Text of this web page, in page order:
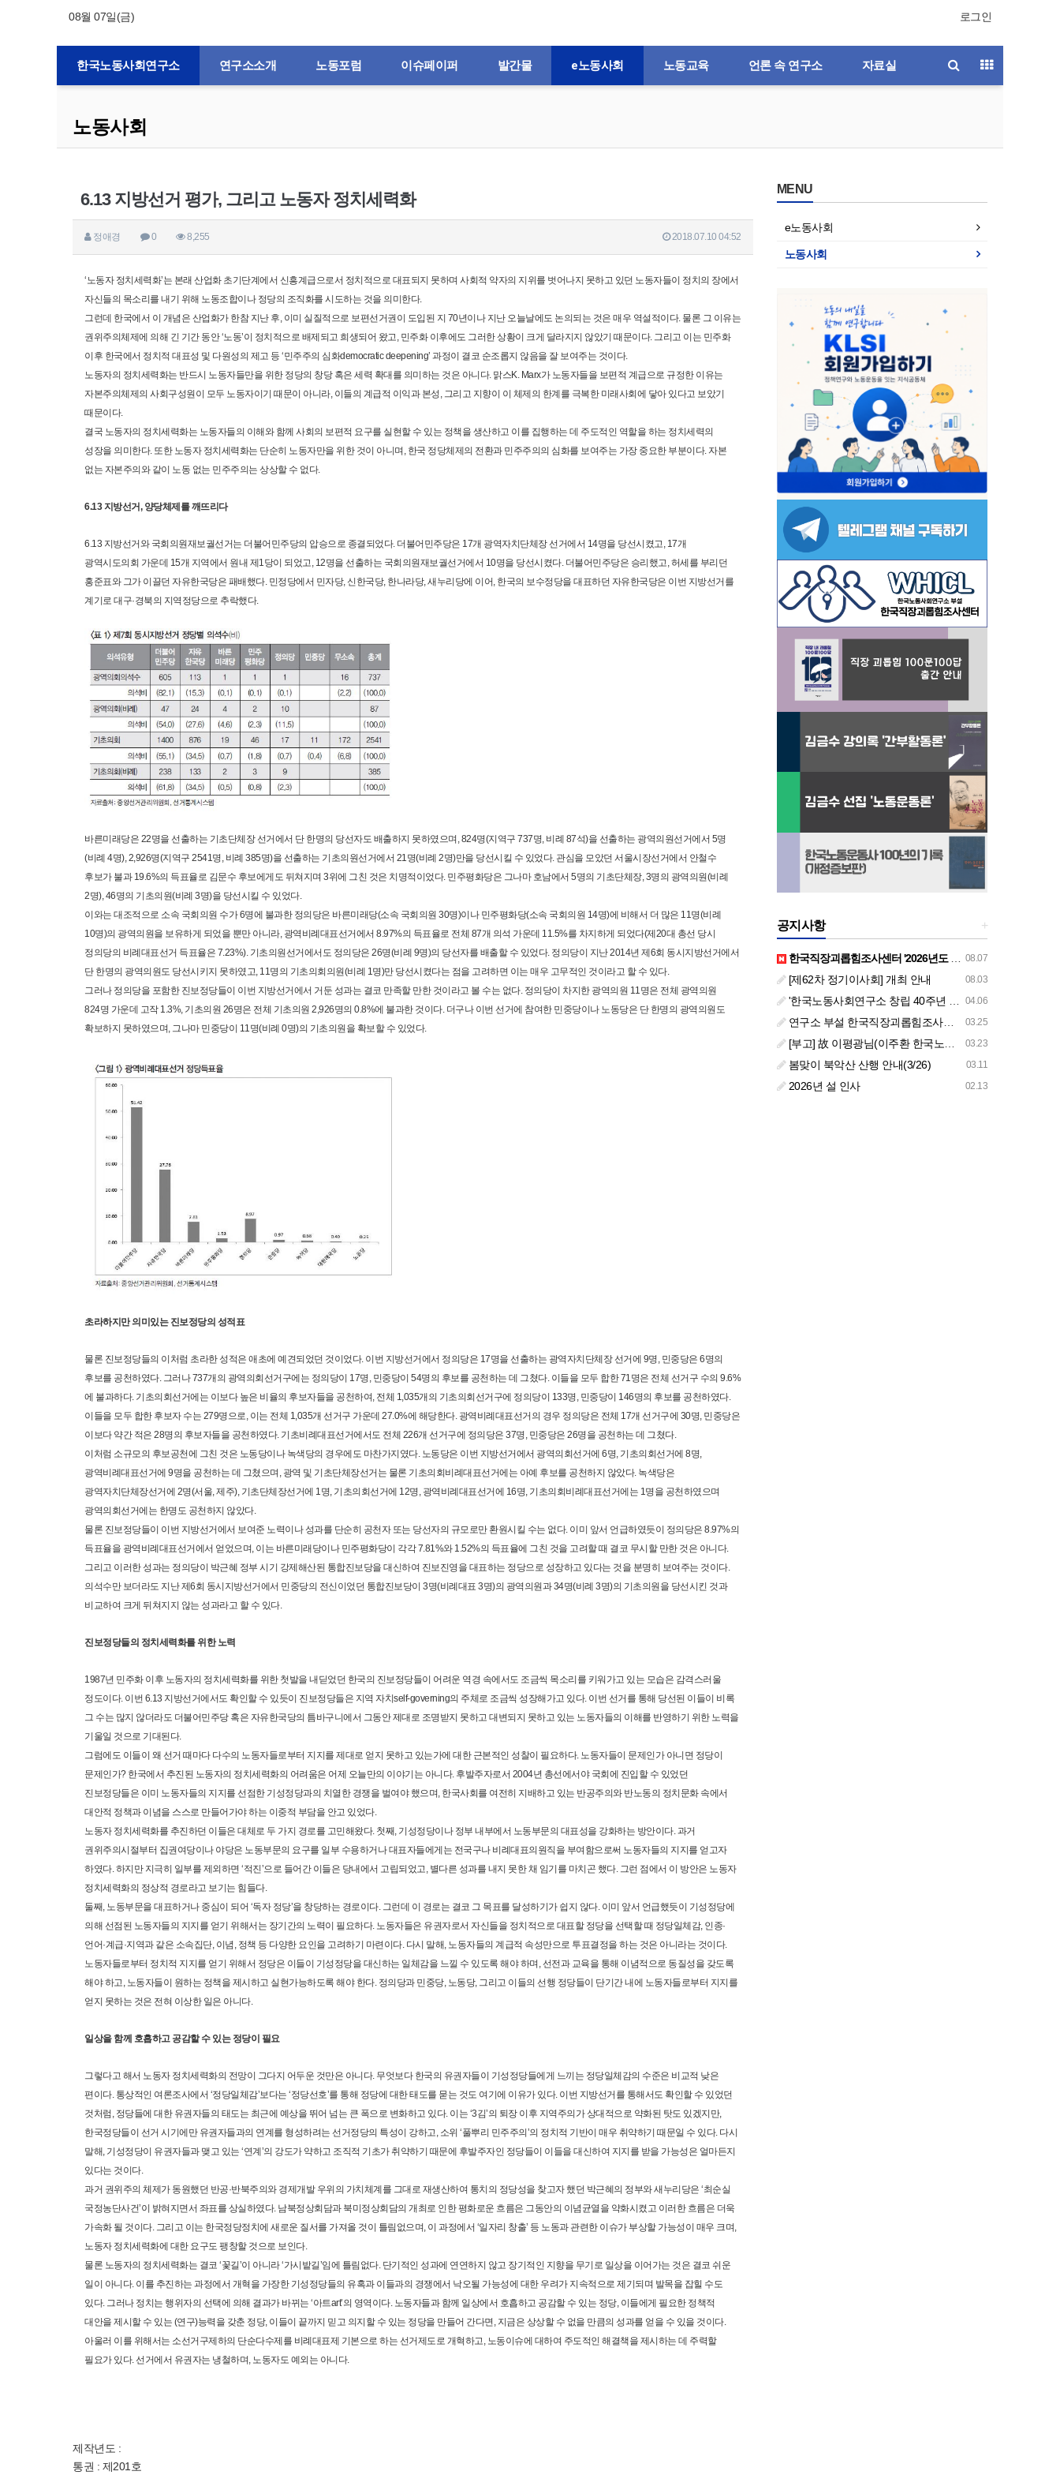
08월 07일(금) 로그인
한국노동사회연구소 연구소소개 노동포럼 이슈페이퍼 발간물 e노동사회 노동교육 언론 속 연구소 자료실
노동사회
6.13 지방선거 평가, 그리고 노동자 정치세력화
정애경 0 8,255 2018.07.10 04:52
‘노동자 정치세력화’는 본래 산업화 초기단계에서 신흥계급으로서 정치적으로 대표되지 못하며 사회적 약자의 지위를 벗어나지 못하고 있던 노동자들이 정치의 장에서
자신들의 목소리를 내기 위해 노동조합이나 정당의 조직화를 시도하는 것을 의미한다.
그런데 한국에서 이 개념은 산업화가 한참 지난 후, 이미 실질적으로 보편선거권이 도입된 지 70년이나 지난 오늘날에도 논의되는 것은 매우 역설적이다. 물론 그 이유는
권위주의체제에 의해 긴 기간 동안 ‘노동’이 정치적으로 배제되고 희생되어 왔고, 민주화 이후에도 그러한 상황이 크게 달라지지 않았기 때문이다. 그리고 이는 민주화
이후 한국에서 정치적 대표성 및 다원성의 제고 등 ‘민주주의 심화democratic deepening’ 과정이 결코 순조롭지 않음을 잘 보여주는 것이다.
노동자의 정치세력화는 반드시 노동자들만을 위한 정당의 창당 혹은 세력 확대를 의미하는 것은 아니다. 맑스K. Marx가 노동자들을 보편적 계급으로 규정한 이유는
자본주의체제의 사회구성원이 모두 노동자이기 때문이 아니라, 이들의 계급적 이익과 본성, 그리고 지향이 이 체제의 한계를 극복한 미래사회에 닿아 있다고 보았기
때문이다.
결국 노동자의 정치세력화는 노동자들의 이해와 함께 사회의 보편적 요구를 실현할 수 있는 정책을 생산하고 이를 집행하는 데 주도적인 역할을 하는 정치세력의
성장을 의미한다. 또한 노동자 정치세력화는 단순히 노동자만을 위한 것이 아니며, 한국 정당체제의 전환과 민주주의의 심화를 보여주는 가장 중요한 부분이다. 자본
없는 자본주의와 같이 노동 없는 민주주의는 상상할 수 없다.
6.13 지방선거, 양당체제를 깨뜨리다
6.13 지방선거와 국회의원재보궐선거는 더불어민주당의 압승으로 종결되었다. 더불어민주당은 17개 광역자치단체장 선거에서 14명을 당선시켰고, 17개
광역시도의회 가운데 15개 지역에서 원내 제1당이 되었고, 12명을 선출하는 국회의원재보궐선거에서 10명을 당선시켰다. 더불어민주당은 승리했고, 허세를 부리던
홍준표와 그가 이끌던 자유한국당은 패배했다. 민정당에서 민자당, 신한국당, 한나라당, 새누리당에 이어, 한국의 보수정당을 대표하던 자유한국당은 이번 지방선거를
계기로 대구·경북의 지역정당으로 추락했다.
바른미래당은 22명을 선출하는 기초단체장 선거에서 단 한명의 당선자도 배출하지 못하였으며, 824명(지역구 737명, 비례 87석)을 선출하는 광역의원선거에서 5명
(비례 4명), 2,926명(지역구 2541명, 비례 385명)을 선출하는 기초의원선거에서 21명(비례 2명)만을 당선시킬 수 있었다. 관심을 모았던 서울시장선거에서 안철수
후보가 불과 19.6%의 득표율로 김문수 후보에게도 뒤쳐지며 3위에 그친 것은 치명적이었다. 민주평화당은 그나마 호남에서 5명의 기초단체장, 3명의 광역의원(비례
2명), 46명의 기초의원(비례 3명)을 당선시킬 수 있었다.
이와는 대조적으로 소속 국회의원 수가 6명에 불과한 정의당은 바른미래당(소속 국회의원 30명)이나 민주평화당(소속 국회의원 14명)에 비해서 더 많은 11명(비례
10명)의 광역의원을 보유하게 되었을 뿐만 아니라, 광역비례대표선거에서 8.97%의 득표율로 전체 87개 의석 가운데 11.5%를 차지하게 되었다(제20대 총선 당시
정의당의 비례대표선거 득표율은 7.23%). 기초의원선거에서도 정의당은 26명(비례 9명)의 당선자를 배출할 수 있었다. 정의당이 지난 2014년 제6회 동시지방선거에서
단 한명의 광역의원도 당선시키지 못하였고, 11명의 기초의회의원(비례 1명)만 당선시켰다는 점을 고려하면 이는 매우 고무적인 것이라고 할 수 있다.
그러나 정의당을 포함한 진보정당들이 이번 지방선거에서 거둔 성과는 결코 만족할 만한 것이라고 볼 수는 없다. 정의당이 차지한 광역의원 11명은 전체 광역의원
824명 가운데 고작 1.3%, 기초의원 26명은 전체 기초의원 2,926명의 0.8%에 불과한 것이다. 더구나 이번 선거에 참여한 민중당이나 노동당은 단 한명의 광역의원도
확보하지 못하였으며, 그나마 민중당이 11명(비례 0명)의 기초의원을 확보할 수 있었다.
초라하지만 의미있는 진보정당의 성적표
물론 진보정당들의 이처럼 초라한 성적은 애초에 예견되었던 것이었다. 이번 지방선거에서 정의당은 17명을 선출하는 광역자치단체장 선거에 9명, 민중당은 6명의
후보를 공천하였다. 그러나 737개의 광역의회선거구에는 정의당이 17명, 민중당이 54명의 후보를 공천하는 데 그쳤다. 이들을 모두 합한 71명은 전체 선거구 수의 9.6%
에 불과하다. 기초의회선거에는 이보다 높은 비율의 후보자들을 공천하여, 전체 1,035개의 기초의회선거구에 정의당이 133명, 민중당이 146명의 후보를 공천하였다.
이들을 모두 합한 후보자 수는 279명으로, 이는 전체 1,035개 선거구 가운데 27.0%에 해당한다. 광역비례대표선거의 경우 정의당은 전체 17개 선거구에 30명, 민중당은
이보다 약간 적은 28명의 후보자들을 공천하였다. 기초비례대표선거에서도 전체 226개 선거구에 정의당은 37명, 민중당은 26명을 공천하는 데 그쳤다.
이처럼 소규모의 후보공천에 그친 것은 노동당이나 녹색당의 경우에도 마찬가지였다. 노동당은 이번 지방선거에서 광역의회선거에 6명, 기초의회선거에 8명,
광역비례대표선거에 9명을 공천하는 데 그쳤으며, 광역 및 기초단체장선거는 물론 기초의회비례대표선거에는 아예 후보를 공천하지 않았다. 녹색당은
광역자치단체장선거에 2명(서울, 제주), 기초단체장선거에 1명, 기초의회선거에 12명, 광역비례대표선거에 16명, 기초의회비례대표선거에는 1명을 공천하였으며
광역의회선거에는 한명도 공천하지 않았다.
물론 진보정당들이 이번 지방선거에서 보여준 노력이나 성과를 단순히 공천자 또는 당선자의 규모로만 환원시킬 수는 없다. 이미 앞서 언급하였듯이 정의당은 8.97%의
득표율을 광역비례대표선거에서 얻었으며, 이는 바른미래당이나 민주평화당이 각각 7.81%와 1.52%의 득표율에 그친 것을 고려할 때 결코 무시할 만한 것은 아니다.
그리고 이러한 성과는 정의당이 박근혜 정부 시기 강제해산된 통합진보당을 대신하여 진보진영을 대표하는 정당으로 성장하고 있다는 것을 분명히 보여주는 것이다.
의석수만 보더라도 지난 제6회 동시지방선거에서 민중당의 전신이었던 통합진보당이 3명(비례대표 3명)의 광역의원과 34명(비례 3명)의 기초의원을 당선시킨 것과
비교하여 크게 뒤쳐지지 않는 성과라고 할 수 있다.
진보정당들의 정치세력화를 위한 노력
1987년 민주화 이후 노동자의 정치세력화를 위한 첫발을 내딛었던 한국의 진보정당들이 어려운 역경 속에서도 조금씩 목소리를 키워가고 있는 모습은 감격스러울
정도이다. 이번 6.13 지방선거에서도 확인할 수 있듯이 진보정당들은 지역 자치self-governing의 주체로 조금씩 성장해가고 있다. 이번 선거를 통해 당선된 이들이 비록
그 수는 많지 않더라도 더불어민주당 혹은 자유한국당의 틈바구니에서 그동안 제대로 조명받지 못하고 대변되지 못하고 있는 노동자들의 이해를 반영하기 위한 노력을
기울일 것으로 기대된다.
그럼에도 이들이 왜 선거 때마다 다수의 노동자들로부터 지지를 제대로 얻지 못하고 있는가에 대한 근본적인 성찰이 필요하다. 노동자들이 문제인가 아니면 정당이
문제인가? 한국에서 추진된 노동자의 정치세력화의 어려움은 어제 오늘만의 이야기는 아니다. 후발주자로서 2004년 총선에서야 국회에 진입할 수 있었던
진보정당들은 이미 노동자들의 지지를 선점한 기성정당과의 치열한 경쟁을 벌여야 했으며, 한국사회를 여전히 지배하고 있는 반공주의와 반노동의 정치문화 속에서
대안적 정책과 이념을 스스로 만들어가야 하는 이중적 부담을 안고 있었다.
노동자 정치세력화를 추진하던 이들은 대체로 두 가지 경로를 고민해왔다. 첫째, 기성정당이나 정부 내부에서 노동부문의 대표성을 강화하는 방안이다. 과거
권위주의시절부터 집권여당이나 야당은 노동부문의 요구를 일부 수용하거나 대표자들에게는 전국구나 비례대표의원직을 부여함으로써 노동자들의 지지를 얻고자
하였다. 하지만 지극히 일부를 제외하면 ‘적진’으로 들어간 이들은 당내에서 고립되었고, 별다른 성과를 내지 못한 채 임기를 마치곤 했다. 그런 점에서 이 방안은 노동자
정치세력화의 정상적 경로라고 보기는 힘들다.
둘째, 노동부문을 대표하거나 중심이 되어 ‘독자 정당’을 창당하는 경로이다. 그런데 이 경로는 결코 그 목표를 달성하기가 쉽지 않다. 이미 앞서 언급했듯이 기성정당에
의해 선점된 노동자들의 지지를 얻기 위해서는 장기간의 노력이 필요하다. 노동자들은 유권자로서 자신들을 정치적으로 대표할 정당을 선택할 때 정당일체감, 인종·
언어·계급·지역과 같은 소속집단, 이념, 정책 등 다양한 요인을 고려하기 마련이다. 다시 말해, 노동자들의 계급적 속성만으로 투표결정을 하는 것은 아니라는 것이다.
노동자들로부터 정치적 지지를 얻기 위해서 정당은 이들이 기성정당을 대신하는 일체감을 느낄 수 있도록 해야 하며, 선전과 교육을 통해 이념적으로 동질성을 갖도록
해야 하고, 노동자들이 원하는 정책을 제시하고 실현가능하도록 해야 한다. 정의당과 민중당, 노동당, 그리고 이들의 선행 정당들이 단기간 내에 노동자들로부터 지지를
얻지 못하는 것은 전혀 이상한 일은 아니다.
일상을 함께 호흡하고 공감할 수 있는 정당이 필요
그렇다고 해서 노동자 정치세력화의 전망이 그다지 어두운 것만은 아니다. 무엇보다 한국의 유권자들이 기성정당들에게 느끼는 정당일체감의 수준은 비교적 낮은
편이다. 통상적인 여론조사에서 ‘정당일체감’보다는 ‘정당선호’를 통해 정당에 대한 태도를 묻는 것도 여기에 이유가 있다. 이번 지방선거를 통해서도 확인할 수 있었던
것처럼, 정당들에 대한 유권자들의 태도는 최근에 예상을 뛰어 넘는 큰 폭으로 변화하고 있다. 이는 ‘3김’의 퇴장 이후 지역주의가 상대적으로 약화된 탓도 있겠지만,
한국정당들이 선거 시기에만 유권자들과의 연계를 형성하려는 선거정당의 특성이 강하고, 소위 ‘풀뿌리 민주주의’의 정치적 기반이 매우 취약하기 때문일 수 있다. 다시
말해, 기성정당이 유권자들과 맺고 있는 ‘연계’의 강도가 약하고 조직적 기초가 취약하기 때문에 후발주자인 정당들이 이들을 대신하여 지지를 받을 가능성은 얼마든지
있다는 것이다.
과거 권위주의 체제가 동원했던 반공·반북주의와 경제개발 우위의 가치체계를 그대로 재생산하여 통치의 정당성을 찾고자 했던 박근혜의 정부와 새누리당은 ‘최순실
국정농단사건’이 밝혀지면서 좌표를 상실하였다. 남북정상회담과 북미정상회담의 개최로 인한 평화로운 흐름은 그동안의 이념균열을 약화시켰고 이러한 흐름은 더욱
가속화 될 것이다. 그리고 이는 한국정당정치에 새로운 질서를 가져올 것이 틀림없으며, 이 과정에서 ‘일자리 창출’ 등 노동과 관련한 이슈가 부상할 가능성이 매우 크며,
노동자 정치세력화에 대한 요구도 팽창할 것으로 보인다.
물론 노동자의 정치세력화는 결코 ‘꽃길’이 아니라 ‘가시밭길’임에 틀림없다. 단기적인 성과에 연연하지 않고 장기적인 지향을 무기로 일상을 이어가는 것은 결코 쉬운
일이 아니다. 이를 추진하는 과정에서 개혁을 가장한 기성정당들의 유혹과 이들과의 경쟁에서 낙오될 가능성에 대한 우려가 지속적으로 제기되며 발목을 잡힐 수도
있다. 그러나 정치는 행위자의 선택에 의해 결과가 바뀌는 ‘아트art’의 영역이다. 노동자들과 함께 일상에서 호흡하고 공감할 수 있는 정당, 이들에게 필요한 정책적
대안을 제시할 수 있는 (연구)능력을 갖춘 정당, 이들이 끝까지 믿고 의지할 수 있는 정당을 만들어 간다면, 지금은 상상할 수 없을 만큼의 성과를 얻을 수 있을 것이다.
아울러 이를 위해서는 소선거구제하의 단순다수제를 비례대표제 기본으로 하는 선거제도로 개혁하고, 노동이슈에 대하여 주도적인 해결책을 제시하는 데 주력할
필요가 있다. 선거에서 유권자는 냉철하며, 노동자도 예외는 아니다.
제작년도 :
통권 : 제201호
MENU
e노동사회
노동사회
+
공지사항
08.07
한국직장괴롭힘조사센터 '2026년도 하반기 주요 사업 안내' (교육/컨설팅)
08.03
[제62차 정기이사회] 개최 안내
04.06
'한국노동사회연구소 창립 40주년 기념 행사 안내'
03.25
연구소 부설 한국직장괴롭힘조사센터 '2026년도 주요 사업 안내' (교육/컨설팅)
03.23
[부고] 故 이평광님(이주환 한국노동사회연구소 부소장 부친상)
03.11
봄맞이 북악산 산행 안내(3/26)
02.13
2026년 설 인사